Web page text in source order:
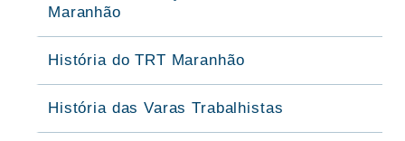
Maranhão
História do TRT Maranhão
História das Varas Trabalhistas